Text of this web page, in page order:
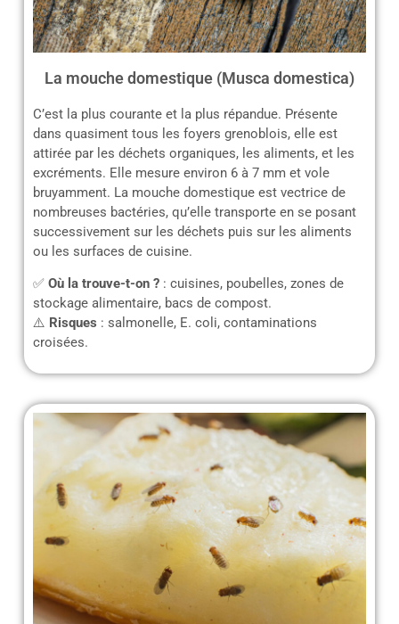
La mouche domestique (Musca domestica)
C’est la plus courante et la plus répandue. Présente
dans quasiment tous les foyers grenoblois, elle est
attirée par les déchets organiques, les aliments, et les
excréments. Elle mesure environ 6 à 7 mm et vole
bruyamment. La mouche domestique est vectrice de
nombreuses bactéries, qu’elle transporte en se posant
successivement sur les déchets puis sur les aliments
ou les surfaces de cuisine.
✅ Où la trouve-t-on ? : cuisines, poubelles, zones de
stockage alimentaire, bacs de compost.
⚠️ Risques : salmonelle, E. coli, contaminations
croisées.